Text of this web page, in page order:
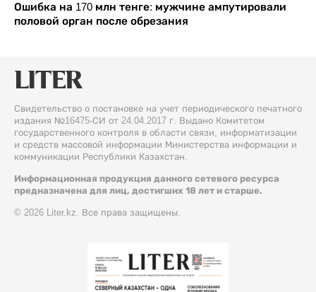
Ошибка на 170 млн тенге: мужчине ампутировали
половой орган после обрезания
Свидетельство о постановке на учет периодического печатного
издания №16475-СИ от 24.04.2017 г. Выдано Комитетом
государственного контроля в области связи, информатизации
и средств массовой информации Министерства информации и
коммуникации Республики Казахстан.
Информационная продукция данного сетевого ресурса
предназначена для лиц, достигших 18 лет и старше.
© 2026 Liter.kz. Все права защищены.